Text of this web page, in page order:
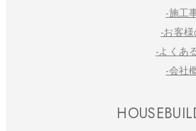
-施工
-お客
-よくあ
-会社